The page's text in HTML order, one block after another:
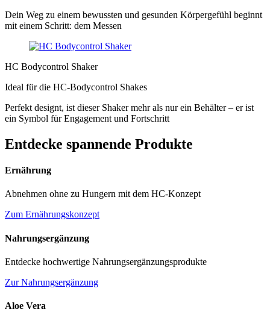
Dein Weg zu einem bewussten und gesunden Körpergefühl beginnt
mit einem Schritt: dem Messen
HC Bodycontrol Shaker
Ideal für die HC-Bodycontrol Shakes
Perfekt designt, ist dieser Shaker mehr als nur ein Behälter – er ist
ein Symbol für Engagement und Fortschritt
Entdecke spannende Produkte
Ernährung
Abnehmen ohne zu Hungern mit dem HC-Konzept
Zum Ernährungskonzept
Nahrungsergänzung
Entdecke hochwertige Nahrungsergänzungsprodukte
Zur Nahrungsergänzung
Aloe Vera